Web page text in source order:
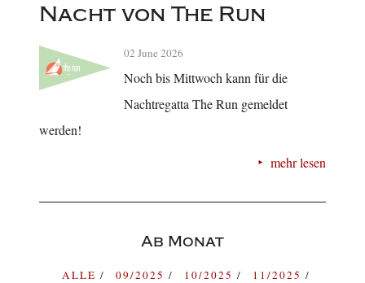
Nacht von The Run
02 June 2026
Noch bis Mittwoch kann für die
Nachtregatta The Run gemeldet
werden!
mehr lesen
Ab Monat
ALLE 09/2025 10/2025
11/2025